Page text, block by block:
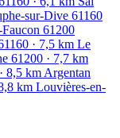
sur-Dive 61160
61200
· 7,5 km Le
61200 · 7,7 km
· 8,5 km Argentan
km Louvières-en-